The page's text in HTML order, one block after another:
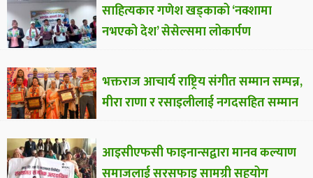
साहित्यकार गणेश खड्काको ‘नक्शामा
नभएको देश’ सेसेल्समा लोकार्पण
भक्तराज आचार्य राष्ट्रिय संगीत सम्मान सम्पन्न,
मीरा राणा र रसाइलीलाई नगदसहित सम्मान
आइसीएफसी फाइनान्सद्वारा मानव कल्याण